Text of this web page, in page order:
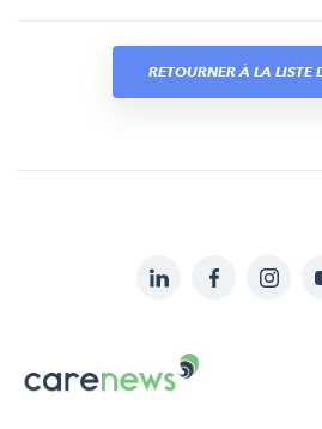
RETOURNER À LA LISTE
sur:
LinkedInFacebook
Le